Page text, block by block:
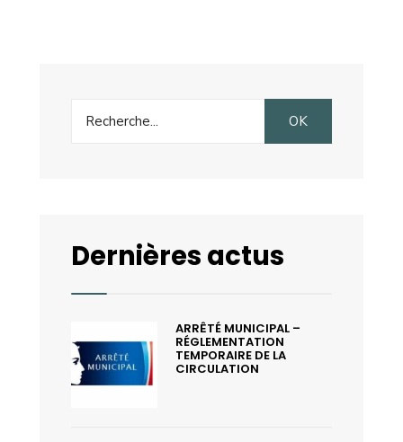
for:
OK
Dernières actus
ARRÊTÉ MUNICIPAL –
RÉGLEMENTATION
TEMPORAIRE DE LA
CIRCULATION